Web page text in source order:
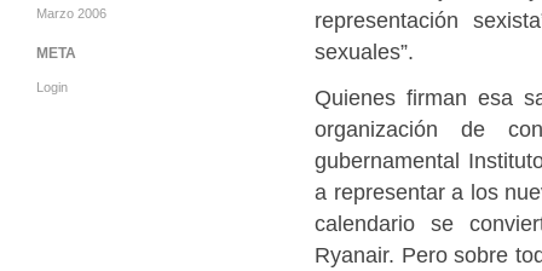
representación
sexuales”.
Quienes firman esa
organización de
gubernamental
a representar a los
calendario se
Ryanair. Pero sobre
Marzo 2006
META
Login